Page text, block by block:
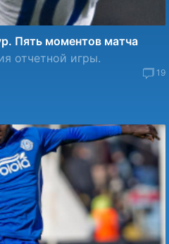
Пять моментов матча
отчетной игры.
19